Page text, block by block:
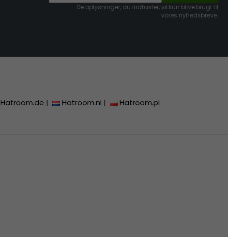
De oplysninger, du indtaster, vil kun blive brugt til
vores nyhedsbreve.
Hatroom.de | Hatroom.nl | Hatroom.pl